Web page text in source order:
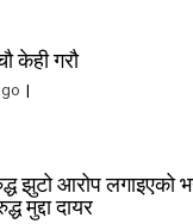
केही गरौ
झुटो आरोप लगाइएको
मुद्दा दायर